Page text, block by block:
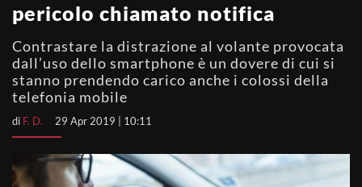
pericolo chiamato notifica
Contrastare la distrazione al volante provocata
dall’uso dello smartphone è un dovere di cui si
stanno prendendo carico anche i colossi della
telefonia mobile
di F. D. 29 Apr 2019 | 10:11